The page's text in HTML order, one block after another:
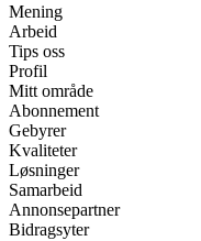
Mening
Arbeid
Tips oss
Profil
Mitt område
Abonnement
Gebyrer
Kvaliteter
Løsninger
Samarbeid
Annonsepartner
Bidragsyter